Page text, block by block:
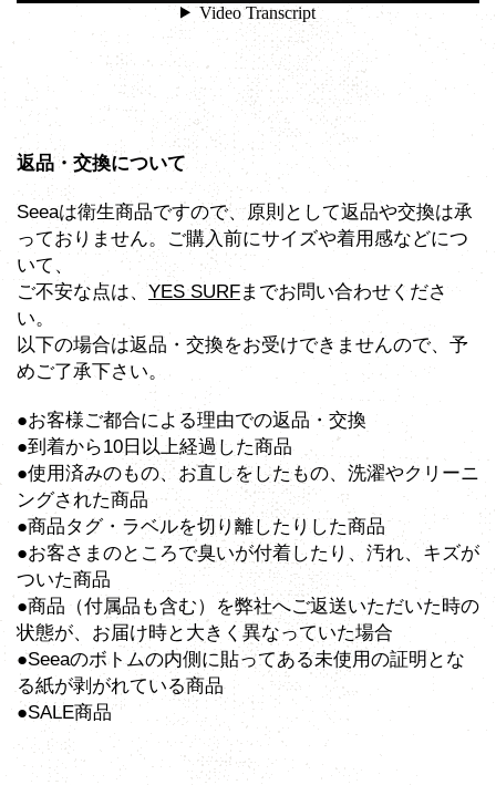
返品・交換について
Seeaは衛生商品ですので、原則として返品や交換は承
っておりません。ご購入前にサイズや着用感などにつ
いて、
ご不安な点は、YES SURFまでお問い合わせくださ
い。
以下の場合は返品・交換をお受けできませんので、予
めご了承下さい。
●お客様ご都合による理由での返品・交換
●到着から10日以上経過した商品
●使用済みのもの、お直しをしたもの、洗濯やクリーニ
ングされた商品
●商品タグ・ラベルを切り離したりした商品
●お客さまのところで臭いが付着したり、汚れ、キズが
ついた商品
●商品（付属品も含む）を弊社へご返送いただいた時の
状態が、お届け時と大きく異なっていた場合
●Seeaのボトムの内側に貼ってある未使用の証明とな
る紙が剥がれている商品
●SALE商品